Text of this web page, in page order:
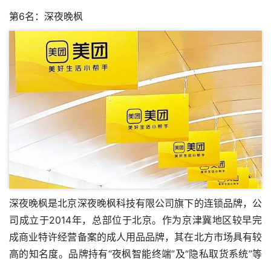
第6名：深夜晚枫
深夜晚枫是北京深夜晚枫科技有限公司旗下的连锁品牌，公
司成立于2014年，总部位于北京。作为京津冀地区较早完
成商业特许经营备案的成人用品品牌，其在北方市场具有较
高的知名度。品牌持有“夜枫智能终端”及“隐私取货系统”等